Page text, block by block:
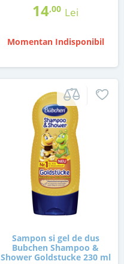
14,00 Lei
Momentan Indisponibil
Sampon si gel de dus
Bubchen Shampoo &
Shower Goldstucke 230 ml